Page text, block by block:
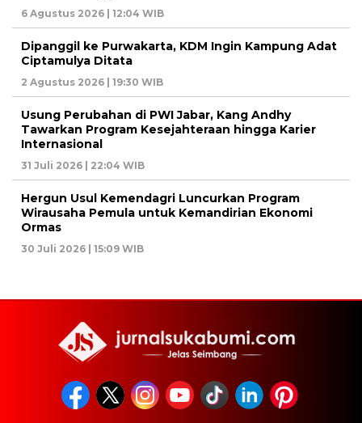
6 Agustus 2026 | 12:04 WIB
Dipanggil ke Purwakarta, KDM Ingin Kampung Adat
Ciptamulya Ditata
2 Agustus 2026 | 19:30 WIB
Usung Perubahan di PWI Jabar, Kang Andhy
Tawarkan Program Kesejahteraan hingga Karier
Internasional
31 Juli 2026 | 22:04 WIB
Hergun Usul Kemendagri Luncurkan Program
Wirausaha Pemula untuk Kemandirian Ekonomi
Ormas
30 Juli 2026 | 15:09 WIB